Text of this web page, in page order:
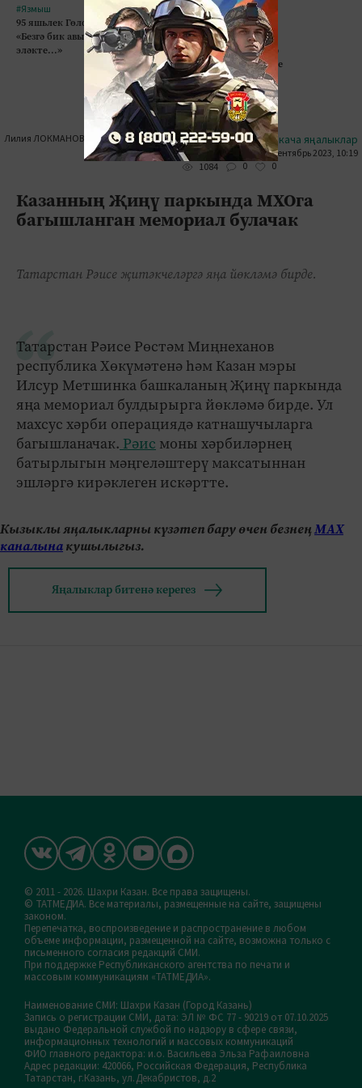
#Язмыш
95 яшьлек Гөлфәридә әби:
«Безгә бик авыр хезмәтләр
эләкте...»
#Җәмгыять
Августта эш эзләү
җиңелрәкме? Хезмәт
базарындагы үзгәрешләр
һәм эшкә урнашу серләре
Лилия ЛОКМАНОВА #кыскача яңалыклар
14 сентябрь 2023, 10:19
1084
0 0
Казанның Җиңү паркында МХОга
багышланган мемориал булачак
Татарстан Рәисе җитәкчеләргә яңа йөкләмә бирде.
Татарстан Рәисе Рөстәм Миңнеханов
республика Хөкүмәтенә һәм Казан мэры
Илсур Метшинка башкаланың Җиңү паркында
яңа мемориал булдырырга йөкләмә бирде. Ул
махсус хәрби операциядә катнашучыларга
багышланачак. Рәис моны хәрбиләрнең
батырлыгын мәңгеләштерү максатыннан
эшләргә кирәклеген искәртте.
Кызыклы яңалыкларны күзәтеп бару өчен безнеңМАХ
каналынакушылыгыз.
Яңалыклар битенә керегез
© 2011 - 2026. Шахри Казан. Все права защищены.
© ТАТМЕДИА. Все материалы, размещенные на сайте, защищены
законом.
Перепечатка, воспроизведение и распространение в любом
объеме информации, размещенной на сайте, возможна только с
письменного согласия редакций СМИ.
При поддержке Республиканского агентства по печати и
массовым коммуникациям «ТАТМЕДИА».
Наименование СМИ: Шахри Казан (Город Казань)
Запись о регистрации СМИ, дата: ЭЛ № ФС 77 - 90219 от 07.10.2025
выдано Федеральной службой по надзору в сфере связи,
информационных технологий и массовых коммуникаций
ФИО главного редактора: и.о. Васильева Эльза Рафаиловна
Адрес редакции: 420066, Российская Федерация, Республика
Татарстан, г.Казань, ул.Декабристов, д.2